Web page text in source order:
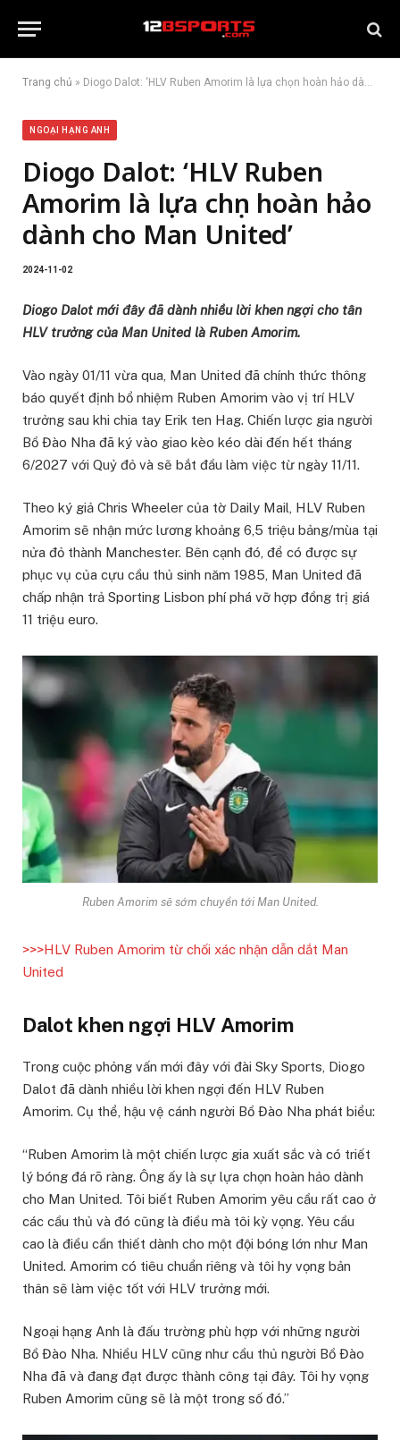
Trang chủ » Diogo Dalot: ‘HLV Ruben Amorim là lựa chọn hoàn hảo dành cho Man United’
NGOẠI HẠNG ANH
Diogo Dalot: ‘HLV Ruben
Amorim là lựa chọn hoàn hảo
dành cho Man United’
2024-11-02
Diogo Dalot mới đây đã dành nhiều lời khen ngợi cho tân
HLV trưởng của Man United là Ruben Amorim.
Vào ngày 01/11 vừa qua, Man United đã chính thức thông
báo quyết định bổ nhiệm Ruben Amorim vào vị trí HLV
trưởng sau khi chia tay Erik ten Hag. Chiến lược gia người
Bồ Đào Nha đã ký vào giao kèo kéo dài đến hết tháng
6/2027 với Quỷ đỏ và sẽ bắt đầu làm việc từ ngày 11/11.
Theo ký giả Chris Wheeler của tờ Daily Mail, HLV Ruben
Amorim sẽ nhận mức lương khoảng 6,5 triệu bảng/mùa tại
nửa đỏ thành Manchester. Bên cạnh đó, để có được sự
phục vụ của cựu cầu thủ sinh năm 1985, Man United đã
chấp nhận trả Sporting Lisbon phí phá vỡ hợp đồng trị giá
11 triệu euro.
Ruben Amorim sẽ sớm chuyển tới Man United.
>>>HLV Ruben Amorim từ chối xác nhận dẫn dắt Man
United
Dalot khen ngợi HLV Amorim
Trong cuộc phỏng vấn mới đây với đài Sky Sports, Diogo
Dalot đã dành nhiều lời khen ngợi đến HLV Ruben
Amorim. Cụ thể, hậu vệ cánh người Bồ Đào Nha phát biểu:
“Ruben Amorim là một chiến lược gia xuất sắc và có triết
lý bóng đá rõ ràng. Ông ấy là sự lựa chọn hoàn hảo dành
cho Man United. Tôi biết Ruben Amorim yêu cầu rất cao ở
các cầu thủ và đó cũng là điều mà tôi kỳ vọng. Yêu cầu
cao là điều cần thiết dành cho một đội bóng lớn như Man
United. Amorim có tiêu chuẩn riêng và tôi hy vọng bản
thân sẽ làm việc tốt với HLV trưởng mới.
Ngoại hạng Anh là đấu trường phù hợp với những người
Bồ Đào Nha. Nhiều HLV cũng như cầu thủ người Bồ Đào
Nha đã và đang đạt được thành công tại đây. Tôi hy vọng
Ruben Amorim cũng sẽ là một trong số đó.”